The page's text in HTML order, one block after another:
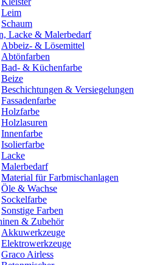
Leim
Schaum
Lacke & Malerbedarf
Abbeiz- & Lösemittel
Abtönfarben
Bad- & Küchenfarbe
Beize
Beschichtungen & Versiegelungen
Fassadenfarbe
Holzfarbe
Holzlasuren
Innenfarbe
Isolierfarbe
Lacke
Malerbedarf
Material für Farbmischanlagen
Öle & Wachse
Sockelfarbe
Sonstige Farben
& Zubehör
Akkuwerkzeuge
Elektrowerkzeuge
Graco Airless